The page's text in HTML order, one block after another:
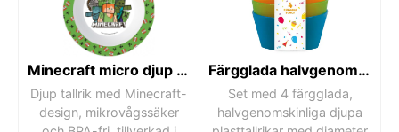
Minecraft micro djup tallrik
Djup tallrik med Minecraft-
design, mikrovågssäker
Färgglada halvgenomskinliga djupa plasttallrikar, set om 4
Set med 4 färgglada,
halvgenomskinliga djupa